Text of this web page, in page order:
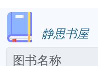
静思书屋